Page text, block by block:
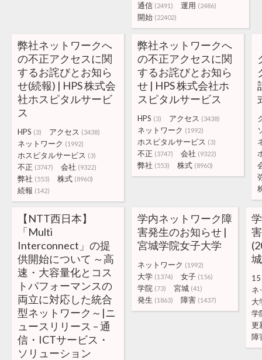
通信 (2491) 運用 (2486)
開始 (22402)
弊社ネットワークへ
の不正アクセスに関
するお詫びとお知ら
せ(続報) | HPS 株式会
社ホスピタルサービ
ス
HPS (3) アクセス (3438)
ネットワーク (1992)
ホスピタルサービス (3)
不正 (3747) 会社 (9322)
弊社 (553) 株式 (8960)
続報 (142)
弊社ネットワークへ
の不正アクセスに関
するお詫びとお知ら
せ | HPS 株式会社ホ
スピタルサービス
HPS (3) アクセス (3438)
ネットワーク (1992)
ホスピタルサービス (3)
不正 (3747) 会社 (9322)
弊社 (553) 株式 (8960)
【NTT西日本】
「Multi
Interconnect」の提
供開始について ～高
速・大容量化とコス
トパフォーマンスの
両立に対応した統合
型ネットワーク～|ニ
ュースリリース – 通
信・ICTサービス・
ソリューション
学内ネットワーク障
害発生のお知らせ |
宮城学院女子大学
ネットワーク (1992)
大学 (1374) 女子 (156)
学院 (73) 宮城 (41)
発生 (1863) 障害 (1437)
15
ネ
大
学
更
障